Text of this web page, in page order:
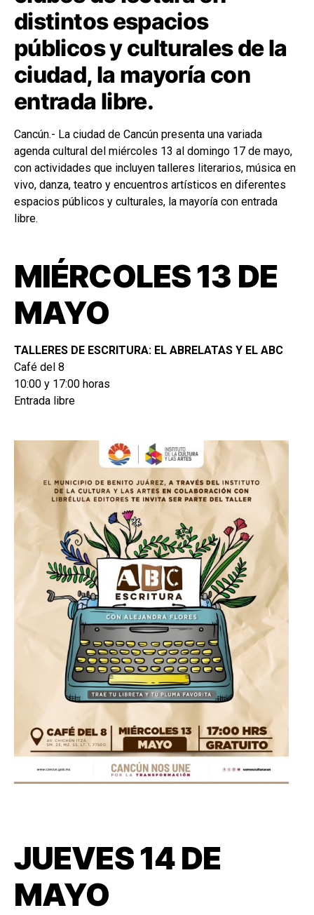
distintos espacios
públicos y culturales de la
ciudad, la mayoría con
entrada libre.
Cancún.- La ciudad de Cancún presenta una variada
agenda cultural del miércoles 13 al domingo 17 de mayo,
con actividades que incluyen talleres literarios, música en
vivo, danza, teatro y encuentros artísticos en diferentes
espacios públicos y culturales, la mayoría con entrada
libre.
MIÉRCOLES 13 DE
MAYO
TALLERES DE ESCRITURA: EL ABRELATAS Y EL ABC
Café del 8
10:00 y 17:00 horas
Entrada libre
JUEVES 14 DE
MAYO